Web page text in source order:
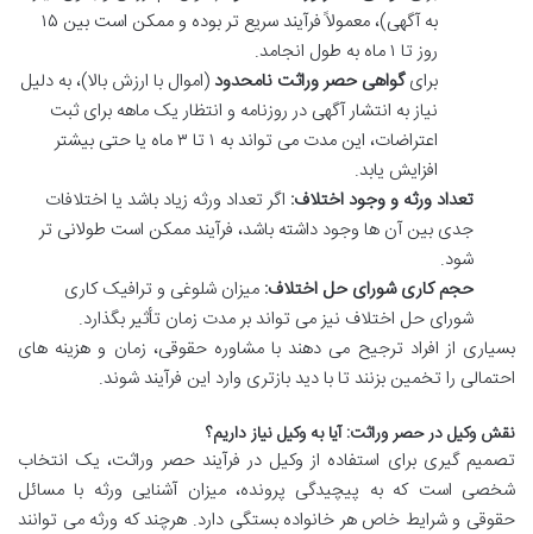
به آگهی)، معمولاً فرآیند سریع تر بوده و ممکن است بین ۱۵
روز تا ۱ ماه به طول انجامد.
برایگواهی حصر وراثت نامحدود (اموال با ارزش بالا)، به دلیل
نیاز به انتشار آگهی در روزنامه و انتظار یک ماهه برای ثبت
اعتراضات، این مدت می تواند به ۱ تا ۳ ماه یا حتی بیشتر
افزایش یابد.
تعداد ورثه و وجود اختلاف: اگر تعداد ورثه زیاد باشد یا اختلافات
جدی بین آن ها وجود داشته باشد، فرآیند ممکن است طولانی تر
شود.
حجم کاری شورای حل اختلاف: میزان شلوغی و ترافیک کاری
شورای حل اختلاف نیز می تواند بر مدت زمان تأثیر بگذارد.
بسیاری از افراد ترجیح می دهند با مشاوره حقوقی، زمان و هزینه های
احتمالی را تخمین بزنند تا با دید بازتری وارد این فرآیند شوند.
نقش وکیل در حصر وراثت: آیا به وکیل نیاز داریم؟
تصمیم گیری برای استفاده از وکیل در فرآیند حصر وراثت، یک انتخاب
شخصی است که به پیچیدگی پرونده، میزان آشنایی ورثه با مسائل
حقوقی و شرایط خاص هر خانواده بستگی دارد. هرچند که ورثه می توانند